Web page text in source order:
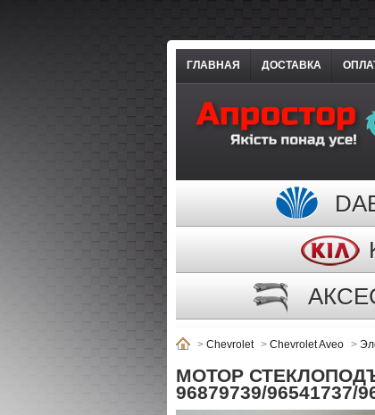
ГЛАВНАЯ ДОСТАВКА
> Chevrolet > Chevrolet Aveo >
МОТОР
96879739/96541737/